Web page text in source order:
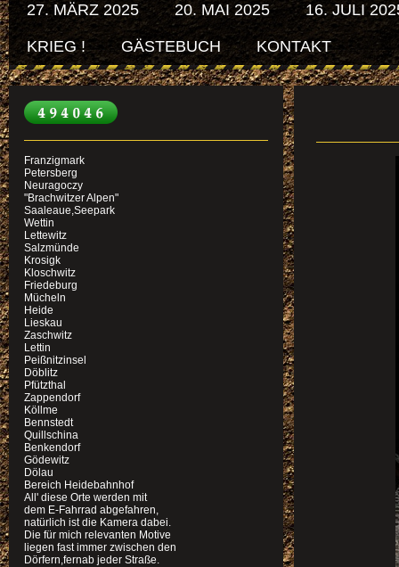
27. MÄRZ 2025 20. MAI 2025 16. JULI
KRIEG ! GÄSTEBUCH KONTAKT
Franzigmark
Petersberg
Neuragoczy
"Brachwitzer Alpen"
Saaleaue,Seepark
Wettin
Lettewitz
Salzmünde
Krosigk
Kloschwitz
Friedeburg
Mücheln
Heide
Lieskau
Zaschwitz
Lettin
Peißnitzinsel
Döblitz
Pfützthal
Zappendorf
Köllme
Bennstedt
Quillschina
Benkendorf
Gödewitz
Dölau
Bereich Heidebahnhof
All' diese Orte werden mit
dem E-Fahrrad abgefahren,
natürlich ist die Kamera dabei.
Die für mich relevanten Motive
liegen fast immer zwischen den
Dörfern,fernab jeder Straße.